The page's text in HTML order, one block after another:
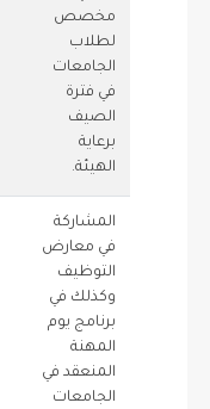
مخصص
لطلاب
الجامعات
في فترة
الصيف
برعاية
الهيئة.
المشاركة
في معارض
التوظيف
وكذلك في
برنامج يوم
المهنة
المنعقد في
الجامعات